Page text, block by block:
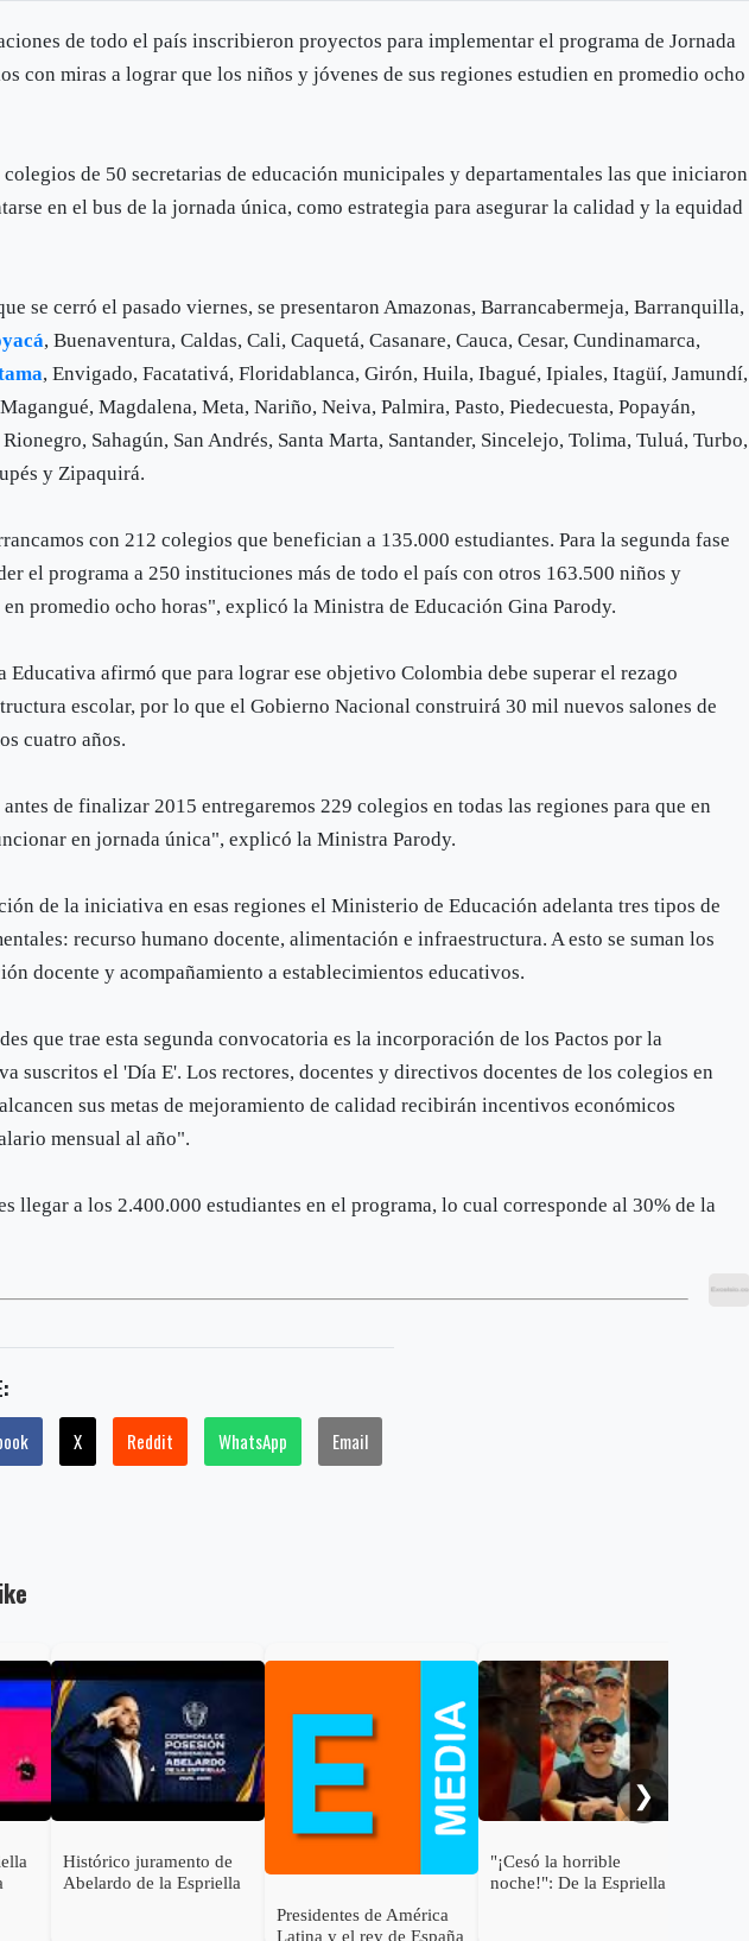
de todo el país inscribieron proyectos para implementar el programa de Jornada
con miras a lograr que los niños y jóvenes de sus regiones estudien en promedio ocho
de 50 secretarias de educación municipales y departamentales las que iniciaron
en el bus de la jornada única, como estrategia para asegurar la calidad y la equidad
se cerró el pasado viernes, se presentaron Amazonas, Barrancabermeja, Barranquilla,
, Buenaventura, Caldas, Cali, Caquetá, Casanare, Cauca, Cesar, Cundinamarca,
, Envigado, Facatativá, Floridablanca, Girón, Huila, Ibagué, Ipiales, Itagüí, Jamundí,
Magdalena, Meta, Nariño, Neiva, Palmira, Pasto, Piedecuesta, Popayán,
Sahagún, San Andrés, Santa Marta, Santander, Sincelejo, Tolima, Tuluá, Turbo,
y Zipaquirá.
con 212 colegios que benefician a 135.000 estudiantes. Para la segunda fase
el programa a 250 instituciones más de todo el país con otros 163.500 niños y
promedio ocho horas", explicó la Ministra de Educación Gina Parody.
Educativa afirmó que para lograr ese objetivo Colombia debe superar el rezago
escolar, por lo que el Gobierno Nacional construirá 30 mil nuevos salones de
cuatro años.
de finalizar 2015 entregaremos 229 colegios en todas las regiones para que en
en jornada única", explicó la Ministra Parody.
de la iniciativa en esas regiones el Ministerio de Educación adelanta tres tipos de
recurso humano docente, alimentación e infraestructura. A esto se suman los
docente y acompañamiento a establecimientos educativos.
que trae esta segunda convocatoria es la incorporación de los Pactos por la
suscritos el 'Día E'. Los rectores, docentes y directivos docentes de los colegios en
sus metas de mejoramiento de calidad recibirán incentivos económicos
mensual al año".
llegar a los 2.400.000 estudiantes en el programa, lo cual corresponde al 30% de la
X Reddit WhatsApp Email
Histórico juramento de
Abelardo de la Espriella
Presidentes de América
Latina y el rey de España
"¡Cesó la horrible
noche!": De la Espriella
❯